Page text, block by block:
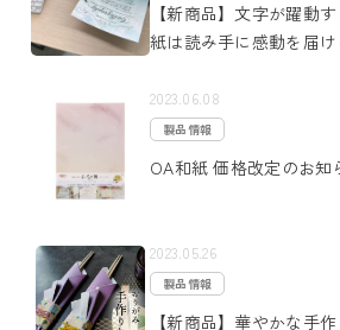
【新商品】文字が躍動
紙は読み手に感動を届け
2023.06.08
製品情報
OA和紙 価格改定のお知
2023.05.26
製品情報
【新商品】華やかな手